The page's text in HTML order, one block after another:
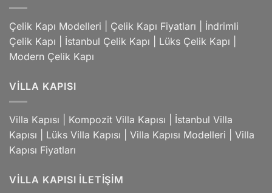
Çelik Kapı Modelleri Çelik Kapı Fiyatları
İndrimli
Çelik Kapı
İstanbul Çelik Kapı Lüks Çelik Kapı
Modern Çelik Kapı
VILLA KAPISI
Villa Kapısı Kompozit Villa Kapısı
İstanbul Villa
Kapısı
Lüks Villa Kapısı Villa Kapısı Modelleri
Villa
Kapısı Fiyatları
VILLA KAPISI İLETIŞIM